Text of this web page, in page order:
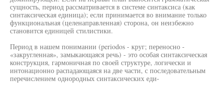
сущность, период рассматривается в системе синтаксиса (как
синтаксическая единица); если принимается во внимание только
функциональная (целенаправленная) сторона, он неизбежно
становится единицей стилистики.
Период в нашем понимании (periodos - круг; переносно -
«закругленная», замыкающаяся речь) - это особая синтаксическая
конструкция, гармоничная по своей структуре, логически и
интонационно распадающаяся на две части, с последовательным
перечислением однородных синтаксических еди-